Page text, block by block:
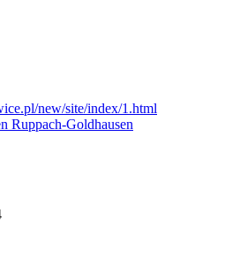
new/site/index/1.html
Ruppach-Goldhausen